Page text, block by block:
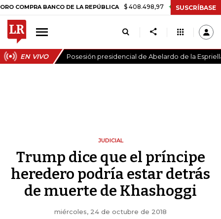
BANCO DE LA REPÚBLICA $ 408.498,97 +$ 8.753,81 +2,19%
SUSCRÍBASE
EN VIVO Posesión presidencial de Abelardo de la
JUDICIAL
Trump dice que el príncipe
heredero podría estar detrás
de muerte de Khashoggi
miércoles, 24 de octubre de 2018